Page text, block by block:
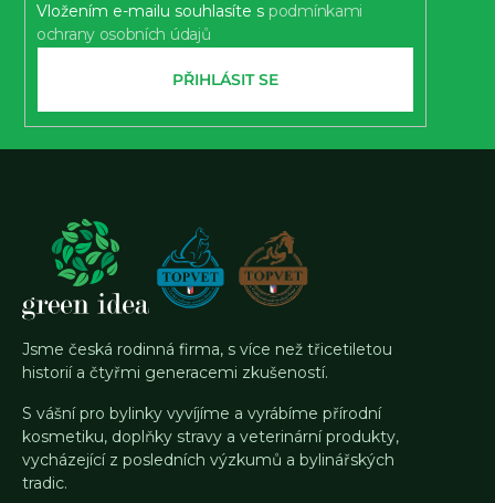
Vložením e-mailu souhlasíte s podmínkami
ochrany osobních údajů
PŘIHLÁSIT SE
Jsme česká rodinná firma, s více než třicetiletou
historií a čtyřmi generacemi zkušeností.
S vášní pro bylinky vyvíjíme a vyrábíme přírodní
kosmetiku, doplňky stravy a veterinární produkty,
vycházející z posledních výzkumů a bylinářských
tradic.